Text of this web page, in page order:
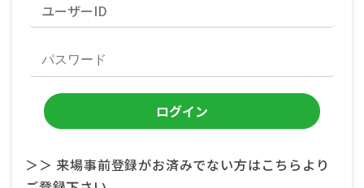
＞＞ 来場事前登録がお済みでない方はこちらより